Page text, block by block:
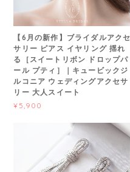
【6月の新作】ブライダルアクセ
サリー ピアス イヤリング 揺れ
る［スイートリボン ドロップパ
ール プティ］｜キュービックジ
ルコニア ウェディングアクセサ
リー 大人スイート
¥5,900